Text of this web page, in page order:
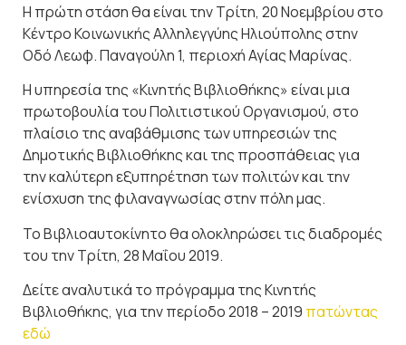
Η πρώτη στάση θα είναι την Τρίτη, 20 Νοεμβρίου στο
Κέντρο Κοινωνικής Αλληλεγγύης Ηλιούπολης στην
Οδό Λεωφ. Παναγούλη 1, περιοχή Αγίας Μαρίνας.
Η υπηρεσία της «Κινητής Βιβλιοθήκης» είναι μια
πρωτοβουλία του Πολιτιστικού Οργανισμού, στο
πλαίσιο της αναβάθμισης των υπηρεσιών της
Δημοτικής Βιβλιοθήκης και της προσπάθειας για
την καλύτερη εξυπηρέτηση των πολιτών και την
ενίσχυση της φιλαναγνωσίας στην πόλη μας.
Το Βιβλιοαυτοκίνητο θα ολοκληρώσει τις διαδρομές
του την Τρίτη, 28 Μαΐου 2019.
Δείτε αναλυτικά το πρόγραμμα της Κινητής
Βιβλιοθήκης, για την περίοδο 2018 – 2019 πατώντας
εδώ